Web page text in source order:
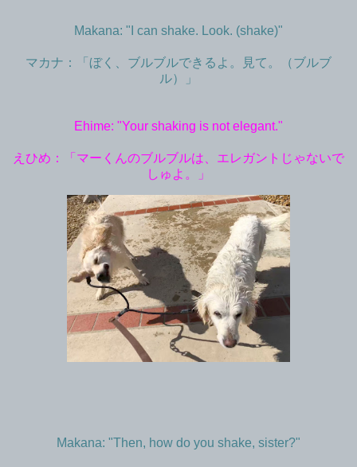
Makana: "I can shake. Look. (shake)"
マカナ：「ぼく、ブルブルできるよ。見て。（ブルブ
ル）」
Ehime: "Your shaking is not elegant."
えひめ：「マーくんのブルブルは、エレガントじゃないで
しゅよ。」
Makana: "Then, how do you shake, sister?"